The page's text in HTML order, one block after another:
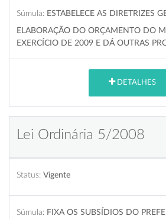
Súmula: ESTABELECE AS DIRETRIZES
ELABORAÇÃO DO ORÇAMENTO DO
EXERCÍCIO DE 2009 E DÁ OUTRAS
DETALHES
Lei Ordinária 5/2008
Status: Vigente
Súmula: FIXA OS SUBSÍDIOS DO